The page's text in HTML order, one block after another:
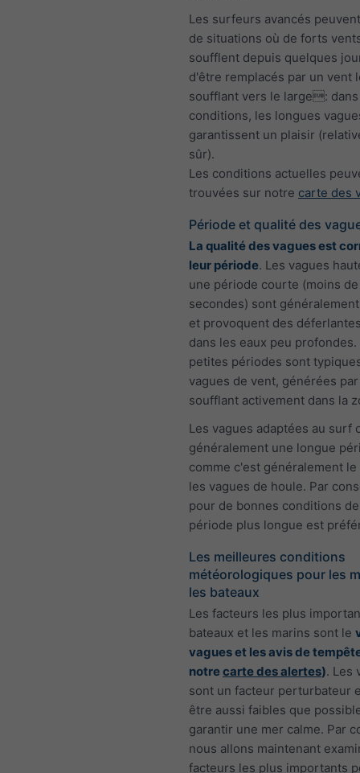
Les surfeurs avancés
de situations où de forts
soufflent depuis quelques
d'être remplacés par un vent
soufflant vers le large:
conditions, les longues
garantissent un plaisir
sûr).
Les conditions actuelles
trouvées sur notre carte des
Période et qualité des
La qualité des vagues est
leur période. Les vagues
une période courte (moins de
secondes) sont
et provoquent des
dans les eaux peu profondes.
petites périodes sont
vagues de vent, générées
soufflant activement dans la
Les vagues adaptées au surf
généralement une longue
comme c'est généralement le
les vagues de houle. Par
pour de bonnes conditions
période plus longue est
Les meilleures conditions
météorologiques pour les
les bateaux
Les facteurs les plus
bateaux et les marins sont le
vagues et les avis de
notrecarte des alertes). Les
sont un facteur perturbateur
être aussi faibles que
garantir une mer calme. Par
nous allons maintenant
facteurs les plus importants